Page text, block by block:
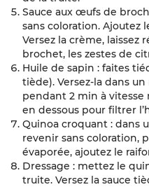
Sauce aux œufs de
sans coloration. Ajoutez
Versez la crème, laissez
brochet, les zestes de
Huile de sapin : faites
tiède). Versez-la dans
pendant 2 min à vitesse
en dessous pour filtrer
Quinoa croquant : dans
revenir sans coloration,
évaporée, ajoutez le
Dressage : mettez le
truite. Versez la sauce